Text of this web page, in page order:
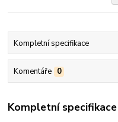
Kompletní specifikace
Komentáře 0
Kompletní specifikace